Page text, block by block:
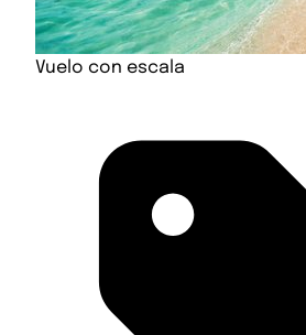
Vuelo con escala